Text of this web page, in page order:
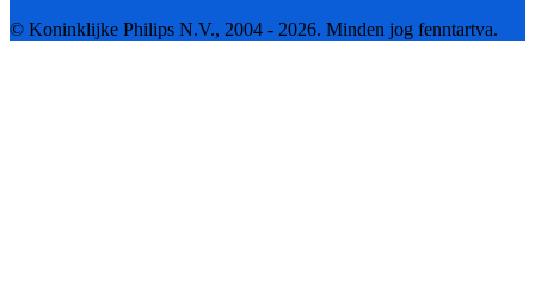
© Koninklijke Philips N.V., 2004 - 2026. Minden jog fenntartva.